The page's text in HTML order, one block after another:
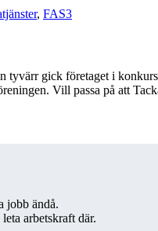
, FAS3
gick företaget i
Vill passa på att
jobb ändå.
arbetskraft där.